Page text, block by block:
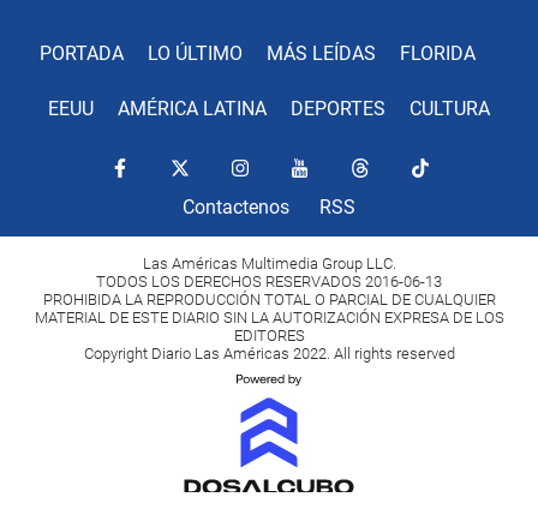
PORTADA LO ÚLTIMO MÁS LEÍDAS FLORIDA
EEUU AMÉRICA LATINA DEPORTES CULTURA
Contactenos RSS
Las Américas Multimedia Group LLC.
TODOS LOS DERECHOS RESERVADOS 2016-06-13
PROHIBIDA LA REPRODUCCIÓN TOTAL O PARCIAL DE CUALQUIER
MATERIAL DE ESTE DIARIO SIN LA AUTORIZACIÓN EXPRESA DE LOS
EDITORES
Copyright Diario Las Américas 2022. All rights reserved